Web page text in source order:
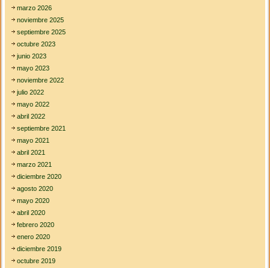
marzo 2026
noviembre 2025
septiembre 2025
octubre 2023
junio 2023
mayo 2023
noviembre 2022
julio 2022
mayo 2022
abril 2022
septiembre 2021
mayo 2021
abril 2021
marzo 2021
diciembre 2020
agosto 2020
mayo 2020
abril 2020
febrero 2020
enero 2020
diciembre 2019
octubre 2019